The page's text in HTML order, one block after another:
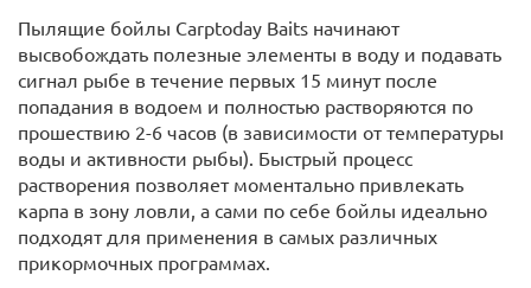
Пылящие бойлы Carptoday Baits начинают
высвобождать полезные элементы в воду и подавать
сигнал рыбе в течение первых 15 минут после
попадания в водоем и полностью растворяются по
прошествию 2-6 часов (в зависимости от температуры
воды и активности рыбы). Быстрый процесс
растворения позволяет моментально привлекать
карпа в зону ловли, а сами по себе бойлы идеально
подходят для применения в самых различных
прикормочных программах.